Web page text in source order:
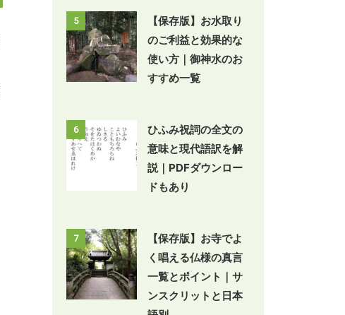
5
【保存版】お水取り
のご利益と効果的な
使い方｜御神水のお
すすめ一覧
6
ひふみ祝詞の全文の
意味と現代語訳を解
説｜PDFダウンロー
ドもあり
7
【保存版】お寺でよ
く唱える仏様の真言
一覧とポイント｜サ
ンスクリットと日本